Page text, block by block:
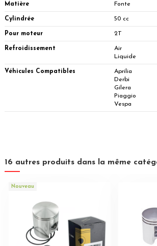
Matière Fonte
Cylindrée 50 cc
Pour moteur 2T
Refroidissement
Air
Liquide
Véhicules Compatibles
Aprilia
Derbi
Gilera
Piaggio
Vespa
16 autres produits dans la même
Nouveau